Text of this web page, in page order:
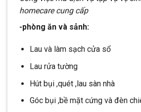
homecare cung cấp
-phòng ăn và sảnh:
Lau và làm sạch cửa sổ
Lau rửa tường
Hút bụi ,quét ,lau sàn nhà
Góc bụi ,bề mặt cứng và đèn